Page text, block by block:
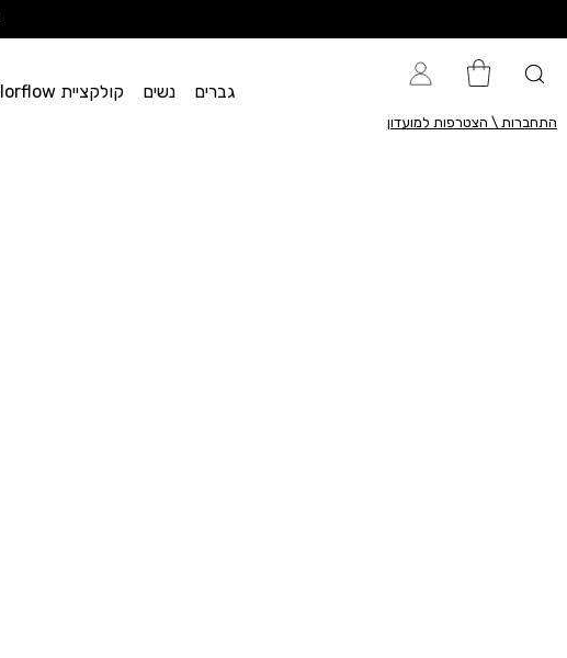
וי אן
גברים נשים קולקציית Colorflow
התחברות \ הצטרפות למועדון